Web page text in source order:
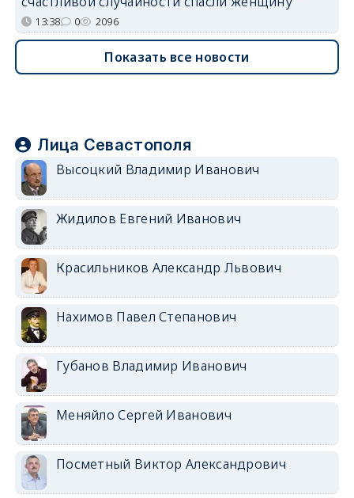
13:38 0 2096
Показать все новости
Лица Севастополя
Высоцкий Владимир Иванович
Жидилов Евгений Иванович
Красильников Александр Львович
Нахимов Павел Степанович
Губанов Владимир Иванович
Меняйло Сергей Иванович
Посметный Виктор Александрович